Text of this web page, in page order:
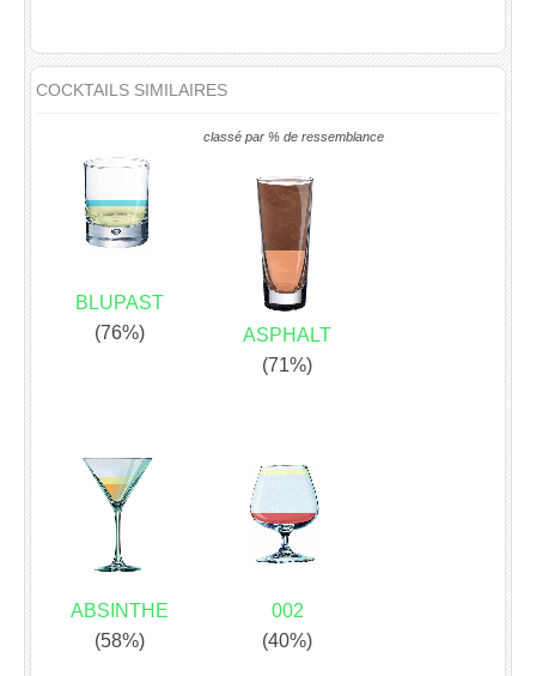
COCKTAILS SIMILAIRES
classé par % de ressemblance
BLUPAST
(76%)
ASPHALT
(71%)
ABSINTHE
(58%)
002
(40%)